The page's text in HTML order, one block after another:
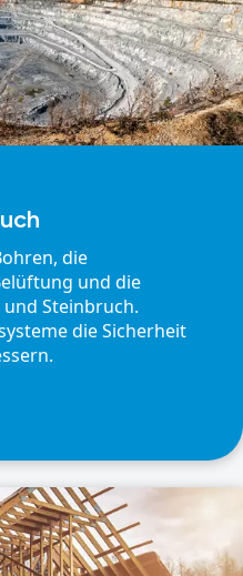
die
und die
Steinbruch.
die Sicherheit